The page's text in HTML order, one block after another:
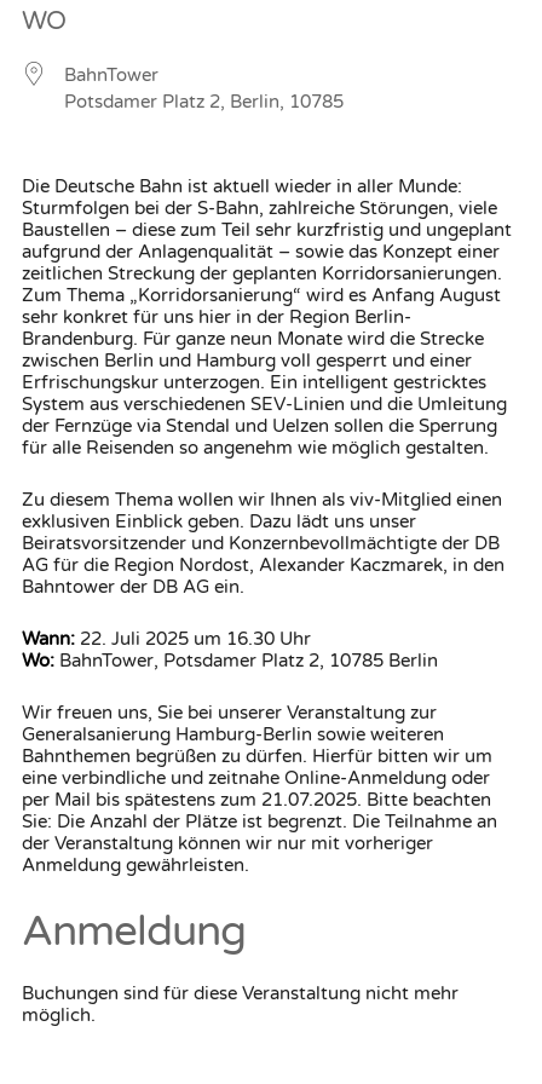
WO
BahnTower
Potsdamer Platz 2, Berlin, 10785
Die Deutsche Bahn ist aktuell wieder in aller Munde:
Sturmfolgen bei der S-Bahn, zahlreiche Störungen, viele
Baustellen – diese zum Teil sehr kurzfristig und ungeplant
aufgrund der Anlagenqualität – sowie das Konzept einer
zeitlichen Streckung der geplanten Korridorsanierungen.
Zum Thema „Korridorsanierung“ wird es Anfang August
sehr konkret für uns hier in der Region Berlin-
Brandenburg. Für ganze neun Monate wird die Strecke
zwischen Berlin und Hamburg voll gesperrt und einer
Erfrischungskur unterzogen. Ein intelligent gestricktes
System aus verschiedenen SEV-Linien und die Umleitung
der Fernzüge via Stendal und Uelzen sollen die Sperrung
für alle Reisenden so angenehm wie möglich gestalten.
Zu diesem Thema wollen wir Ihnen als viv-Mitglied einen
exklusiven Einblick geben. Dazu lädt uns unser
Beiratsvorsitzender und Konzernbevollmächtigte der DB
AG für die Region Nordost, Alexander Kaczmarek, in den
Bahntower der DB AG ein.
Wann: 22. Juli 2025 um 16.30 Uhr
Wo: BahnTower, Potsdamer Platz 2, 10785 Berlin
Wir freuen uns, Sie bei unserer Veranstaltung zur
Generalsanierung Hamburg-Berlin sowie weiteren
Bahnthemen begrüßen zu dürfen. Hierfür bitten wir um
eine verbindliche und zeitnahe Online-Anmeldung oder
per Mail bis spätestens zum 21.07.2025. Bitte beachten
Sie: Die Anzahl der Plätze ist begrenzt. Die Teilnahme an
der Veranstaltung können wir nur mit vorheriger
Anmeldung gewährleisten.
Anmeldung
Buchungen sind für diese Veranstaltung nicht mehr
möglich.